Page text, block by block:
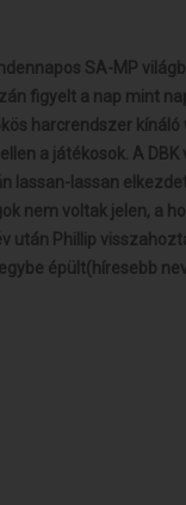
SA-MP
figyelt a nap mint
harcrendszer
a játékosok. A
lassan-lassan
nem voltak jelen, a
után Phillip
épült(híresebb